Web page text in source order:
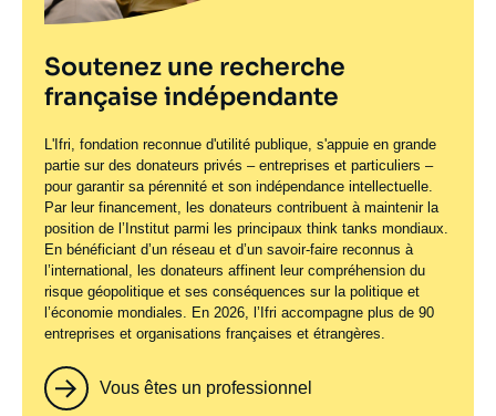
Soutenez une recherche
française indépendante
L'Ifri, fondation reconnue d'utilité publique, s'appuie en grande
partie sur des donateurs privés – entreprises et particuliers –
pour garantir sa pérennité et son indépendance intellectuelle.
Par leur financement, les donateurs contribuent à maintenir la
position de l’Institut parmi les principaux think tanks mondiaux.
En bénéficiant d’un réseau et d’un savoir-faire reconnus à
l’international, les donateurs affinent leur compréhension du
risque géopolitique et ses conséquences sur la politique et
l’économie mondiales. En 2026, l’Ifri accompagne plus de 90
entreprises et organisations françaises et étrangères.
Vous êtes un professionnel